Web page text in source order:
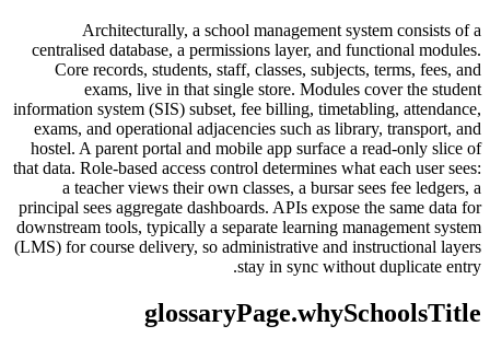
Architecturally, a school management system consists of a
centralised database, a permissions layer, and functional modules.
Core records, students, staff, classes, subjects, terms, fees, and
exams, live in that single store. Modules cover the student
information system (SIS) subset, fee billing, timetabling, attendance,
exams, and operational adjacencies such as library, transport, and
hostel. A parent portal and mobile app surface a read-only slice of
that data. Role-based access control determines what each user sees:
a teacher views their own classes, a bursar sees fee ledgers, a
principal sees aggregate dashboards. APIs expose the same data for
downstream tools, typically a separate learning management system
(LMS) for course delivery, so administrative and instructional layers
stay in sync without duplicate entry.
glossaryPage.whySchoolsTitle